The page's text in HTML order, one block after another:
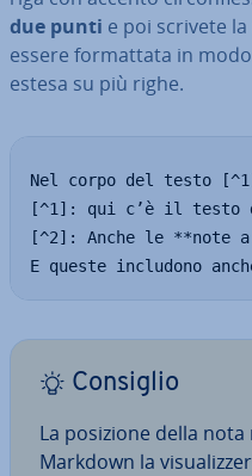
due punti e poi scrivete
essere for­mat­ta­ta in
estesa su più righe.
Nel corpo del testo
[^1]: qui c’è il testo
[^2]: Anche le **note
E queste includono
Consiglio
La posizione della
Markdown la